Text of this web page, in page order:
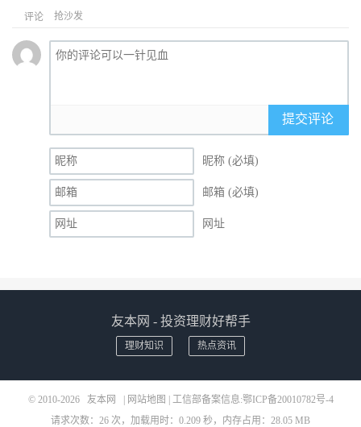
评论 抢沙发
提交评论
昵称 (必填)
邮箱 (必填)
网址
友本网 - 投资理财好帮手
理财知识 热点资讯
© 2010-2026 友本网 网站地图 | 工信部备案信息:鄂ICP备20010782号-4
请求次数：26 次，加载用时：0.209 秒，内存占用：28.05 MB